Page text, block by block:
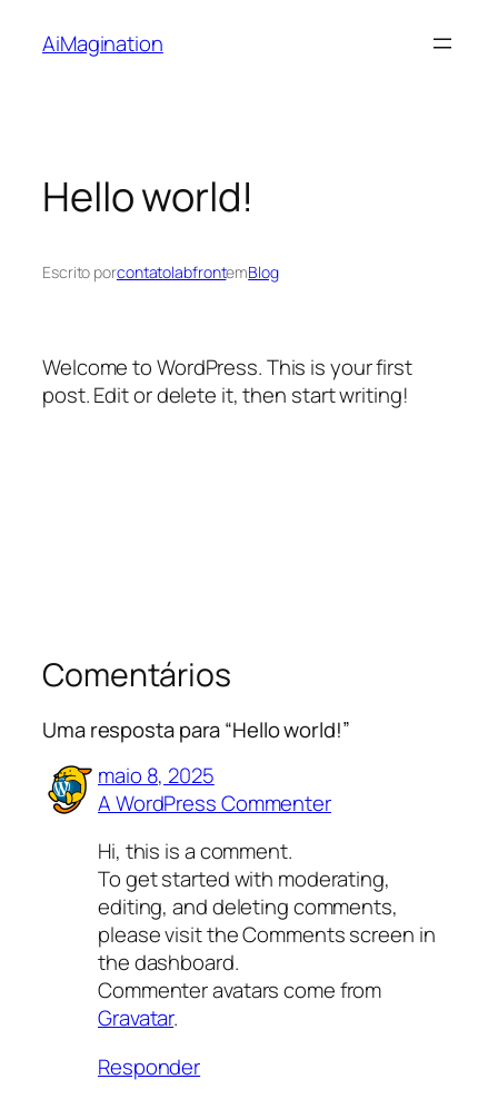
paraAiMagination
Hello world!
Escrito porcontatolabfrontemBlog
Welcome to WordPress. This is your first
post. Edit or delete it, then start writing!
Comentários
Uma resposta para “Hello world!”
maio 8, 2025
A WordPress Commenter
Hi, this is a comment.
To get started with moderating,
editing, and deleting comments,
please visit the Comments screen in
the dashboard.
Commenter avatars come from
Gravatar.
Responder